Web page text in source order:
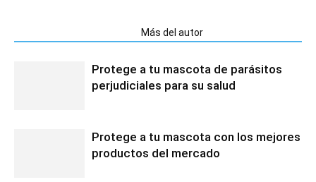
Más del autor
Protege a tu mascota de parásitos
perjudiciales para su salud
Protege a tu mascota con los mejores
productos del mercado